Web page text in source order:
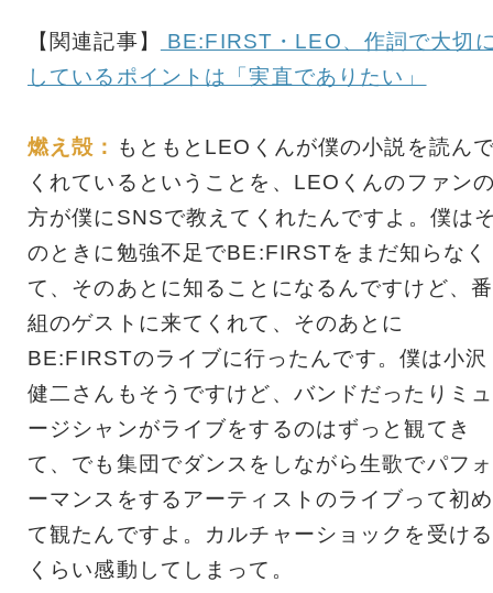
【関連記事】
BE:FIRST・LEO、作詞で大切
しているポイントは「実直でありたい」
燃え殻： もともとLEOくんが僕の小説を読ん
くれているということを、LEOくんのファン
方が僕にSNSで教えてくれたんですよ。僕は
のときに勉強不足でBE:FIRSTをまだ知らなく
て、そのあとに知ることになるんですけど、番
組のゲストに来てくれて、そのあとに
BE:FIRSTのライブに行ったんです。僕は小沢
健二さんもそうですけど、バンドだったりミュ
ージシャンがライブをするのはずっと観てき
て、でも集団でダンスをしながら生歌でパフォ
ーマンスをするアーティストのライブって初め
て観たんですよ。カルチャーショックを受ける
くらい感動してしまって。